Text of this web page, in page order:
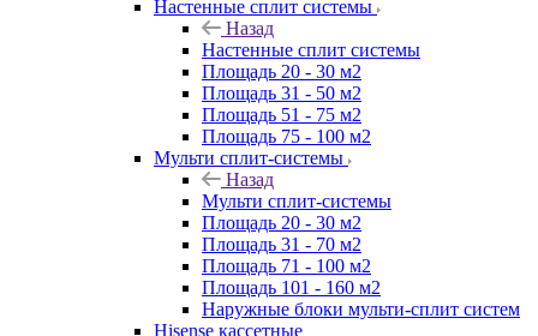
Настенные сплит системы
Назад
Настенные сплит системы
Площадь 20 - 30 м2
Площадь 31 - 50 м2
Площадь 51 - 75 м2
Площадь 75 - 100 м2
Мульти сплит-системы
Назад
Мульти сплит-системы
Площадь 20 - 30 м2
Площадь 31 - 70 м2
Площадь 71 - 100 м2
Площадь 101 - 160 м2
Наружные блоки мульти-сплит систем
Hisense кассетные